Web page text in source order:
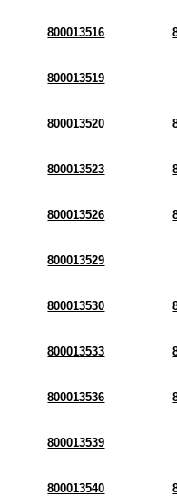
800013516
800013519
800013520
800013523
800013526
800013529
800013530
800013533
800013536
800013539
800013540